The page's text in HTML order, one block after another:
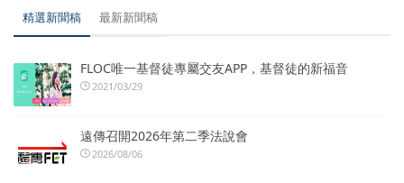
精選新聞稿 最新新聞稿
FLOC唯一基督徒專屬交友APP，基督徒的新福音
2021/03/29
遠傳召開2026年第二季法說會
2026/08/06